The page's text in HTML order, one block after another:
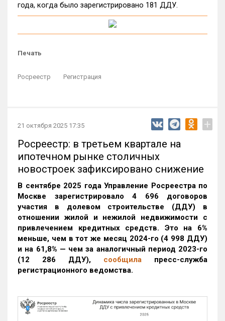
года, когда было зарегистрировано 181 ДДУ.
Печать
Росреестр Регистрация
21 октября 2025 17:35 +
Росреестр: в третьем квартале на
ипотечном рынке столичных
новостроек зафиксировано снижение
В сентябре 2025 года Управление Росреестра по
Москве зарегистрировало 4 696 договоров
участия в долевом строительстве (ДДУ) в
отношении жилой и нежилой недвижимости с
привлечением кредитных средств. Это на 6%
меньше, чем в тот же месяц 2024-го (4 998 ДДУ)
и на 61,8% — чем за аналогичный период 2023-го
(12 286 ДДУ), сообщила пресс-служба
регистрационного ведомства.